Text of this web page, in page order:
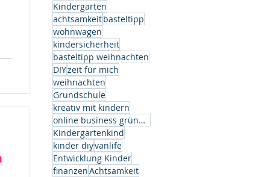
Kindergarten
achtsamkeitbasteltipp
wohnwagen
kindersicherheit
basteltipp weihnachten
DIYzeit für mich
weihnachten
Grundschule
kreativ mit kindern
online business gründen
Kindergartenkind
kinder diyvanlife
Entwicklung Kinder
finanzenAchtsamkeit